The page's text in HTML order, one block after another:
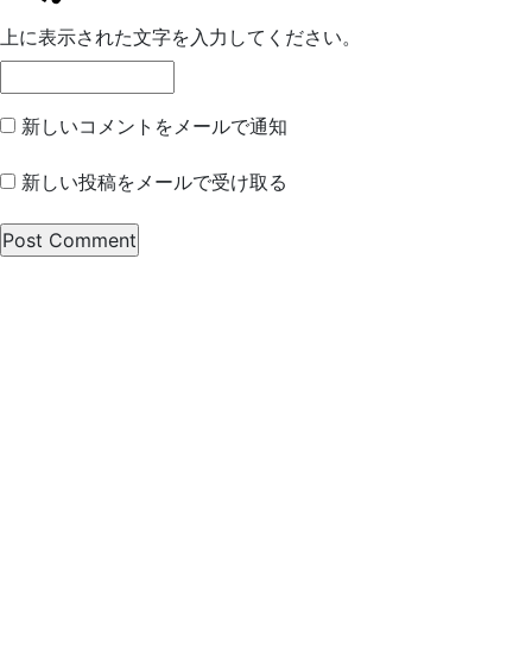
上に表示された文字を入力してください。
新しいコメントをメールで通知
新しい投稿をメールで受け取る